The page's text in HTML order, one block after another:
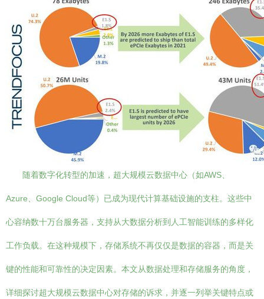
随着数字化转型的加速，超大规模云数据中心（如AWS、
Azure、Google Cloud等）已成为现代计算基础设施的支柱。这些中
心容纳数十万台服务器，支持从大数据分析到人工智能训练的多样化
工作负载。在这种规模下，存储系统不再仅仅是数据的容器，而是关
键的性能和可靠性的决定因素。本文从数据处理和存储服务的角度，
详细探讨超大规模云数据中心对存储的诉求，并逐一列举关键特点或